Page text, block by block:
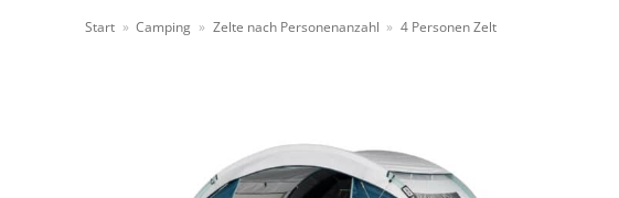
Start » Camping » Zelte nach Personenanzahl » 4 Personen Zelt